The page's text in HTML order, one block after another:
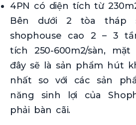
4PN có diện tích từ
Bên dưới 2 tòa tháp
shophouse cao 2 – 3
tích 250-600m2/sàn,
đây sẽ là sản phẩm hút
nhất so với các sản
năng sinh lợi của
phải bàn cãi.